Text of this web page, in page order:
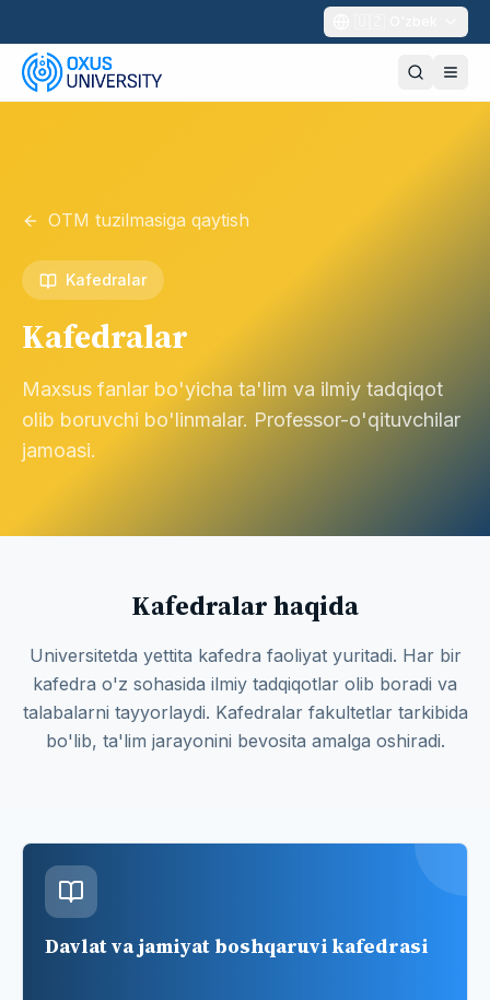
OTM tuzilmasiga qaytish
Kafedralar
Kafedralar
Maxsus fanlar bo'yicha ta'lim va ilmiy tadqiqot
olib boruvchi bo'linmalar. Professor-o'qituvchilar
jamoasi.
Kafedralar haqida
Universitetda yettita kafedra faoliyat yuritadi. Har bir
kafedra o'z sohasida ilmiy tadqiqotlar olib boradi va
talabalarni tayyorlaydi. Kafedralar fakultetlar tarkibida
bo'lib, ta'lim jarayonini bevosita amalga oshiradi.
Davlat va jamiyat boshqaruvi kafedrasi